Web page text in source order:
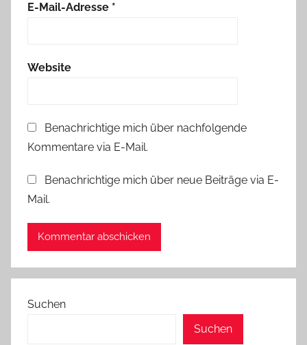
E-Mail-Adresse *
Website
Benachrichtige mich über nachfolgende
Kommentare via E-Mail.
Benachrichtige mich über neue Beiträge via E-
Mail.
Suchen
Suchen